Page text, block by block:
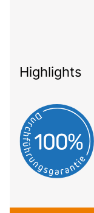
Highlights